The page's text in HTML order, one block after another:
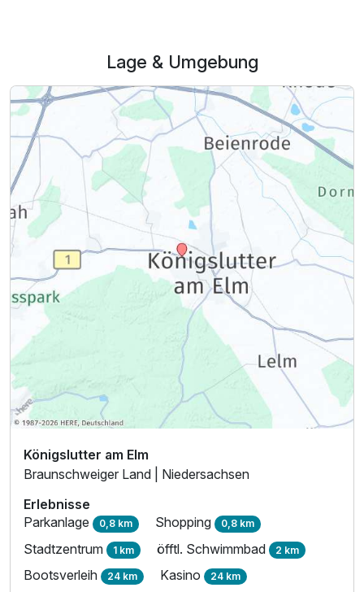
Ausstattung
Zusatznächte
Für 6 Tage p.P. ab 397,00 €
Dreibettzimmer
2 Erwachsene und 2 Kinder
Lage & Umgebung
Königslutter am Elm
Braunschweiger Land | Niedersachsen
Erlebnisse
Parkanlage 0,8 km Shopping 0,8 km
Stadtzentrum 1 km öfftl. Schwimmbad 2 km
Bootsverleih 24 km Kasino 24 km